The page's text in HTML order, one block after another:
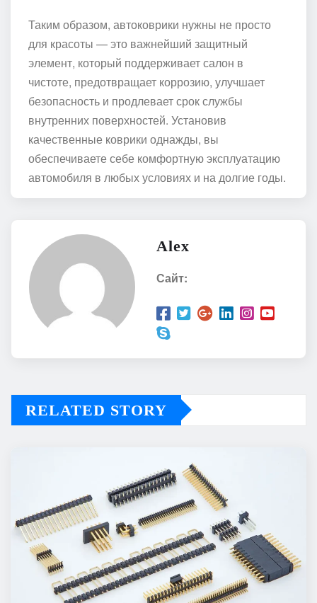
Таким образом, автоковрики нужны не просто
для красоты — это важнейший защитный
элемент, который поддерживает салон в
чистоте, предотвращает коррозию, улучшает
безопасность и продлевает срок службы
внутренних поверхностей. Установив
качественные коврики однажды, вы
обеспечиваете себе комфортную эксплуатацию
автомобиля в любых условиях и на долгие годы.
Alex
Сайт:
RELATED STORY